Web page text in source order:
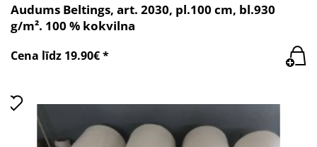
Audums Beltings, art. 2030, pl.100 cm, bl.930
g/m². 100 % kokvilna
Cena līdz 19.90€ *